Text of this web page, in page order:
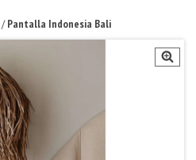
/ Pantalla Indonesia Bali